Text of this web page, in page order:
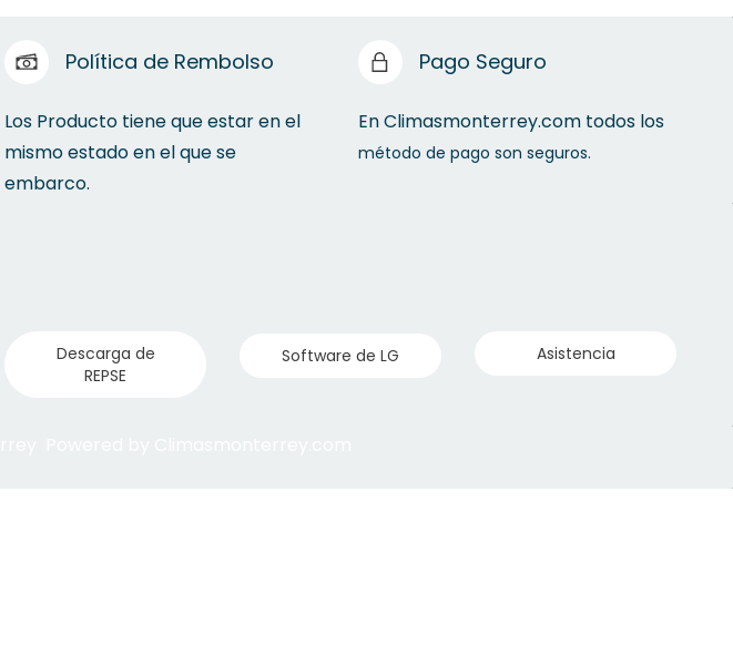
Política de Rembolso
Los Producto tiene que estar en el
mismo estado en el que se
embarco.
Pago Seguro
En Climasmonterrey.com todos los
método de pago son seguros.
Descarga de
REPSE
Software de LG Asistencia